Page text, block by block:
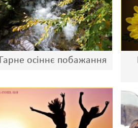
Гарне осіннє побажання